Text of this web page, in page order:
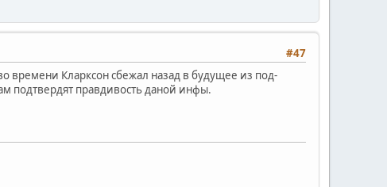
#47
времени Кларксон сбежал назад в будущее из под-
подтвердят правдивость даной инфы.